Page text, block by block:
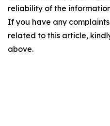
reliability of the
If you have any
related to this article,
above.